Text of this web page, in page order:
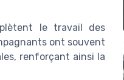
le travail des
ont souvent
renforçant ainsi la